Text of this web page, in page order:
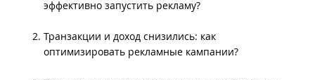
эффективно запустить рекламу?
Транзакции и доход снизились: как
оптимизировать рекламные кампании?